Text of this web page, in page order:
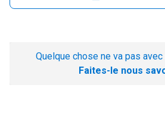
Quelque chose ne va pas
Faites-le nous